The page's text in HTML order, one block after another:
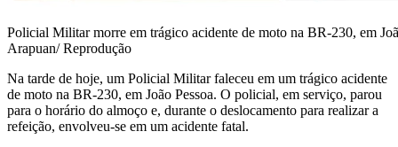
Policial Militar morre em trágico acidente de moto na BR-230, em
Arapuan/ Reprodução
Na tarde de hoje, um Policial Militar faleceu em um trágico acidente
de moto na BR-230, em João Pessoa. O policial, em serviço, parou
para o horário do almoço e, durante o deslocamento para realizar a
refeição, envolveu-se em um acidente fatal.